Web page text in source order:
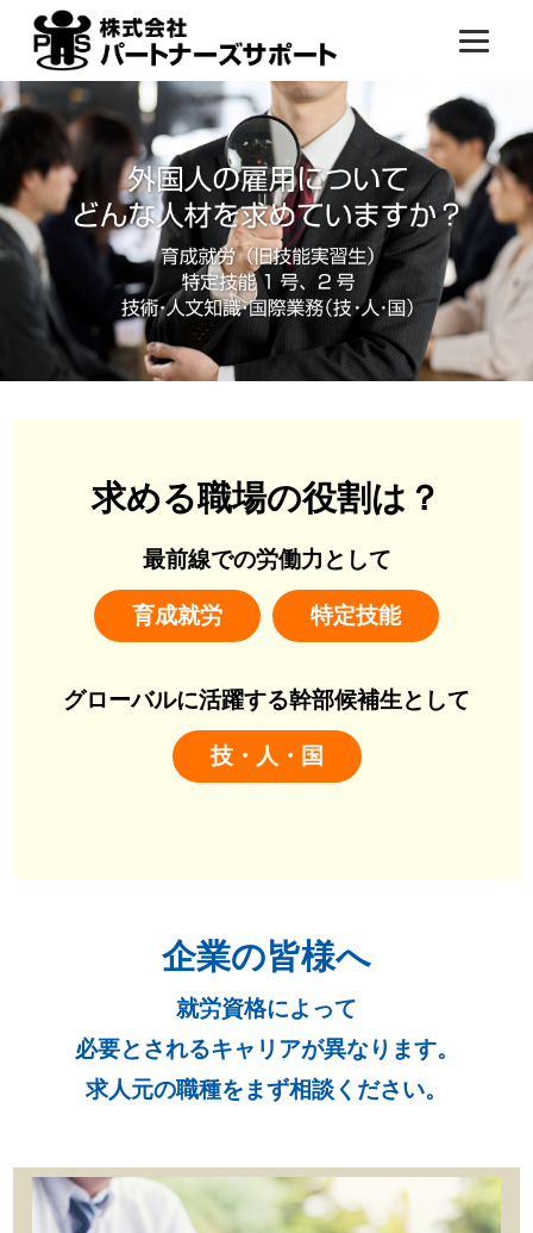
求める職場の役割は？
最前線での労働力として
育成就労 特定技能
グローバルに活躍する幹部候補生として
技・人・国
企業の皆様へ
就労資格によって
必要とされるキャリアが異なります。
求人元の職種をまず相談ください。